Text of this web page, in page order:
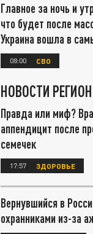
Главное за ночь и
что будет после
Украина вошла в
08:00 СВО
НОВОСТИ
Правда или миф?
аппендицит после
семечек
17:57 ЗДОРОВЬЕ
Вернувшийся в
охранниками из-за